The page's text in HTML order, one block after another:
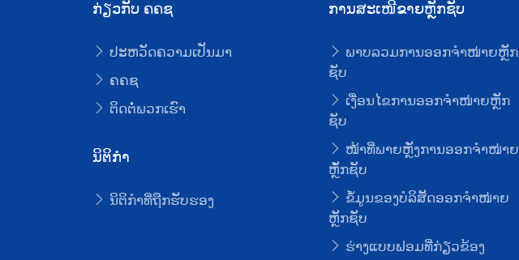
ກ່ຽວກັບ ຄຄຊ
ປະຫວັດຄວາມເປັນມາ
ຄຄຊ
ຕິດຕໍ່ພວກເຮົາ
ນິຕິກໍາ
ນິຕິກໍາທີ່ຖືກຮັບຮອງ
ການສະເໜີຂາຍຫຼັກຊັບ
ພາບລວມການອອກຈໍາໜ່າຍຫຼັກ
ຊັບ
ເງື່ອນໄຂການອອກຈໍາໜ່າຍຫຼັກ
ຊັບ
ໜ້າທີ່ພາຍຫຼັງການອອກຈໍາໜ່າຍ
ຫຼັໍກຊັບ
ຂໍ້ມູນຂອງບໍລິສັດອອກຈໍາໜ່າຍ
ຫຼັກຊັບ
ຮ່າງແບບຟອມທີ່ກ່ຽວຂ້ອງ